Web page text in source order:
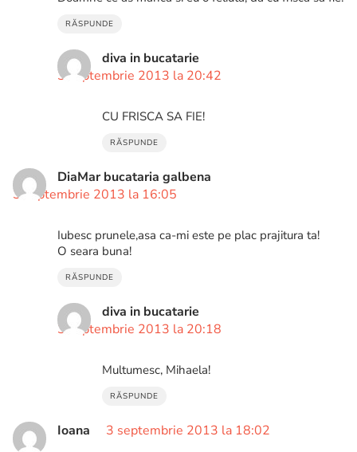
RĂSPUNDE
diva in bucatarie
3 septembrie 2013 la 20:42
CU FRISCA SA FIE!
RĂSPUNDE
DiaMar bucataria galbena
3 septembrie 2013 la 16:05
Iubesc prunele,asa ca-mi este pe plac prajitura ta!
O seara buna!
RĂSPUNDE
diva in bucatarie
3 septembrie 2013 la 20:18
Multumesc, Mihaela!
RĂSPUNDE
Ioana 3 septembrie 2013 la 18:02